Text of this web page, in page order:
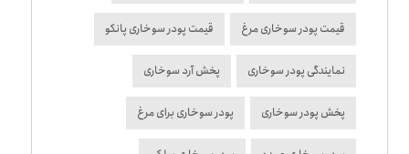
قیمت پودر سوخاری مرغ قیمت پودر سوخاری پانکو
نمایندگی پودر سوخاری پخش آرد سوخاری
پخش پودر سوخاری پودر سوخاری برای مرغ